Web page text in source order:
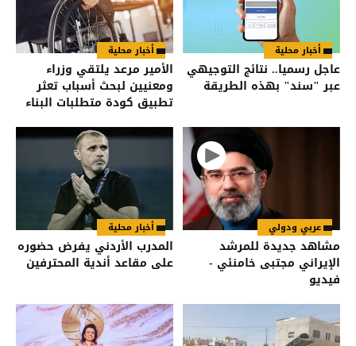
أخبار محلية
عاجل رسميا.. نتائج التوجيهي
عبر "سند" بهذه الطريقة
أخبار محلية
الأمير مرعد يلتقي وزراء
ومعنيين لبحث أسباب تعثر
تطبيق كودة متطلبات البناء
عربي ودولي
مشاهد جديدة للمرشد
الإيراني مجتبى خامنئي -
فيديو
أخبار محلية
المدرب الأردني يفرض حضوره
على مقاعد أندية المحترفين